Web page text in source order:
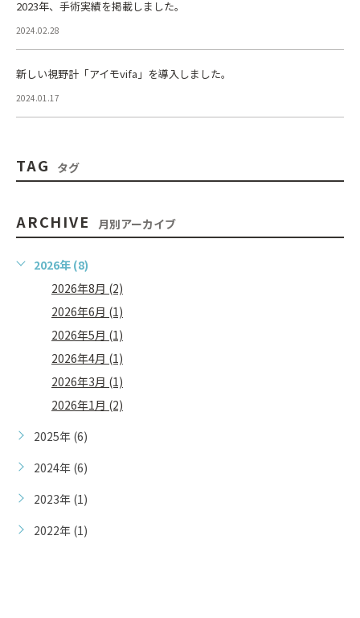
2023年、手術実績を掲載しました。
2024.02.28
新しい視野計「アイモvifa」を導入しました。
2024.01.17
TAG タグ
ARCHIVE 月別アーカイブ
2026年 (8)
2026年8月 (2)
2026年6月 (1)
2026年5月 (1)
2026年4月 (1)
2026年3月 (1)
2026年1月 (2)
2025年 (6)
2024年 (6)
2023年 (1)
2022年 (1)